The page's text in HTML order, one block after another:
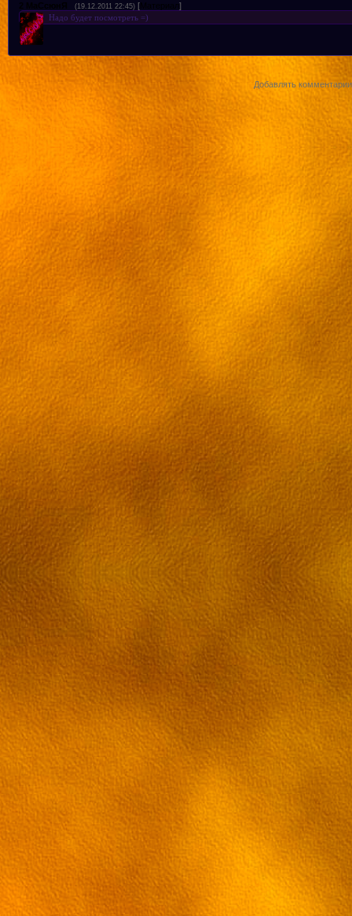
Приключения старшеклассников 11
Приключения старшеклассников 12
2 МаСсюнЯ (19.12.2011 22:45) [Материал ]
Надо будет посмотреть =)
Добавлять